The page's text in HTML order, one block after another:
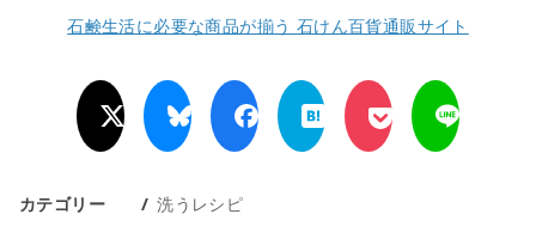
石鹸生活に必要な商品が揃う 石けん百貨通販サイト
カテゴリー 洗うレシピ